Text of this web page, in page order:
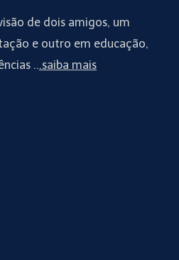
de dois amigos, um
e outro em educação,
...saiba mais